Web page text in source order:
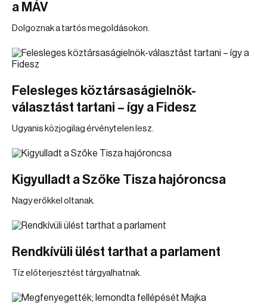
a MÁV
Dolgoznak a tartós megoldásokon.
Felesleges köztársaságielnök-
választást tartani – így a Fidesz
Ugyanis közjogilag érvénytelen lesz.
Kigyulladt a Szőke Tisza hajóroncsa
Nagy erőkkel oltanak.
Rendkívüli ülést tarthat a parlament
Tíz előterjesztést tárgyalhatnak.